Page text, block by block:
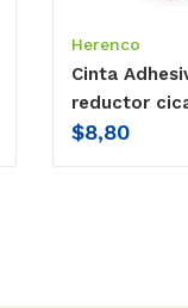
Herenco
Cinta
reductor
$8,80